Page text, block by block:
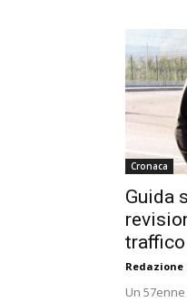
Cronaca
Guida
traffico
Redazione
Un